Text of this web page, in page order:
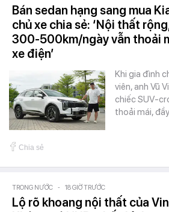
Bán sedan hạng sang mua
chủ xe chia sẻ: ‘Nội thất
300-500km/ngày vẫn thoải
xe điện’
Khi gia đình
viên, anh Vũ
chiếc SUV-
thoải mái,
Chia sẻ
TRONG NƯỚC - 18 GIỜ TRƯỚC
Lộ rõ khoang nội thất của